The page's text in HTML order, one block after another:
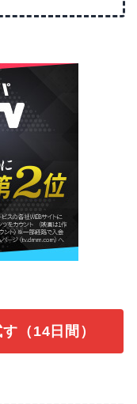
（14日間）